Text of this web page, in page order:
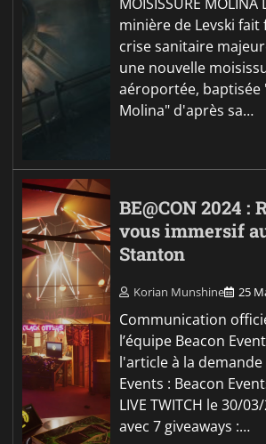
minière de Levski fait
crise sanitaire
une nouvelle
aéroportée, baptisée
Molina" d'après sa…
BE@CON 2024 :
vous immersif
Stanton
Korian Munshine 25
Communication
l’équipe Beacon
l'article à la demande
Events : Beacon
LIVE TWITCH le 30/
avec 7 giveaways :…